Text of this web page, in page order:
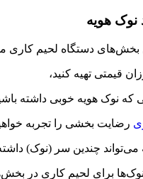
نوک هویه
بخش‌های دستگاه لحیم
قیمتی تهیه کنید،
که نوک هویه خوبی داشته
رضایت بخشی را تجربه
می‌تواند چندین سر (نوک)
نوک‌ها برای لحیم کاری در